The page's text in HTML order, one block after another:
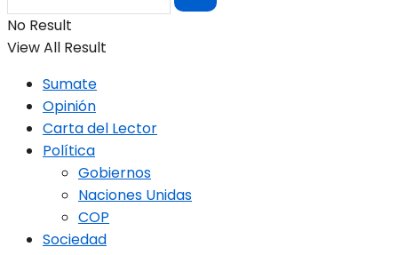
No Result
View All Result
Sumate
Opinión
Carta del Lector
Política
Gobiernos
Naciones Unidas
COP
Sociedad